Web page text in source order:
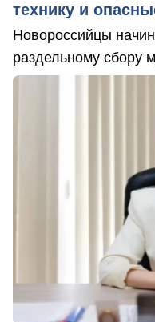
технику и
Новороссийцы
раздельному сбору